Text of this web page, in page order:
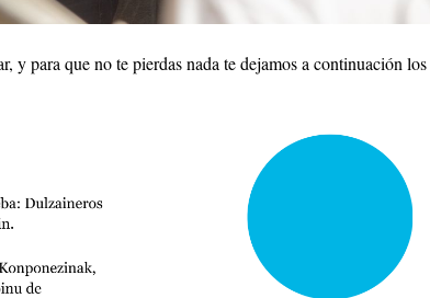
y para que no te pierdas nada te dejamos a continuación los